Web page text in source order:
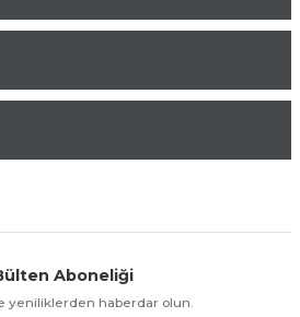
& Değişim Güvenli Alışveriş
Aboneliği
yeniliklerden haberdar olun.